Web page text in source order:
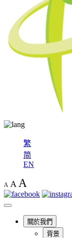
繁
简
EN
A A A
關於我們
背景